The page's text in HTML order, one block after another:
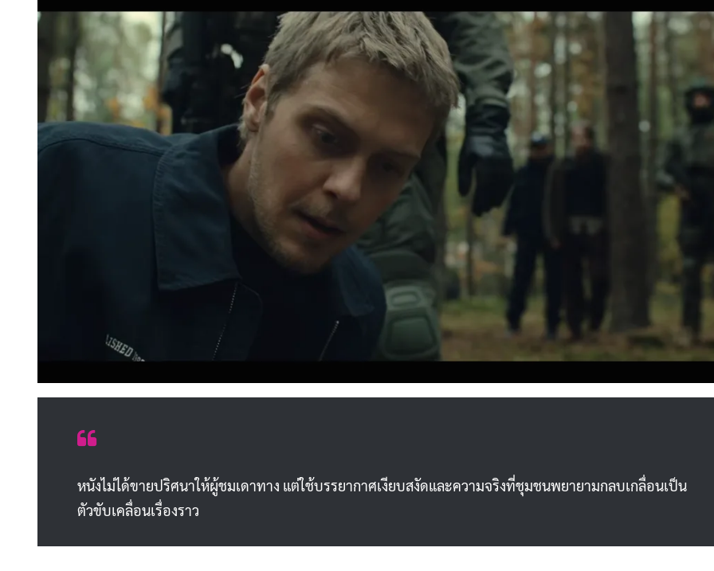
หนังไม่ได้ขายปริศนาให้ผู้ชมเดาทาง แต่ใช้บรรยากาศเงียบสงัดและความจริงที่ชุมชนพยายามกลบเกลื่อนเป็น
ตัวขับเคลื่อนเรื่องราว